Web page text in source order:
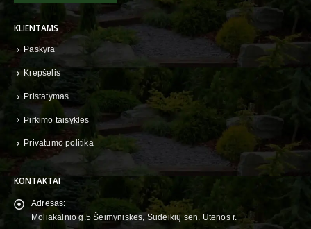
KLIENTAMS
Paskyra
Krepšelis
Pristatymas
Pirkimo taisyklės
Privatumo politika
KONTAKTAI
Adresas:
Moliakalnio g.5 Šeimyniskės, Sudeikių sen. Utenos r.